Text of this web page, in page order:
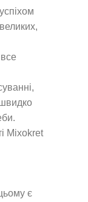
Mixokret
є